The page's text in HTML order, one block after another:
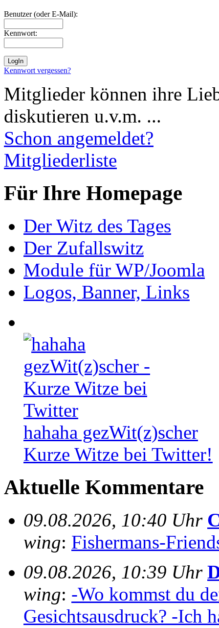
Benutzer (oder E-Mail):
Kennwort:
Kennwort vergessen?
Mitglieder können ihre
diskutieren u.v.m. ...
Schon angemeldet?
Mitgliederliste
Für Ihre Homepage
Der Witz des Tages
Der Zufallswitz
Module für WP/Joomla
Logos, Banner, Links
hahaha gezWit(z)scher
Kurze Witze bei Twitter!
Aktuelle Kommentare
09.08.2026, 10:40 Uhr
wing: Fishermans-
09.08.2026, 10:39 Uhr
wing: -Wo kommst du
Gesichtsausdruck? -Ich